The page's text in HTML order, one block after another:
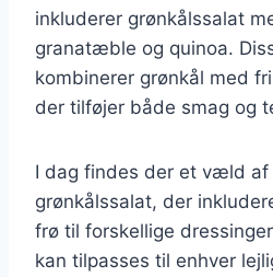
inkluderer grønkålssalat
granatæble og quinoa.
kombinerer grønkål med
der tilføjer både smag og
I dag findes der et væld af
grønkålssalat, der
frø til forskellige
kan tilpasses til enhver